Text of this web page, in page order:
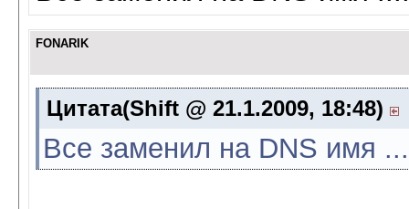
FONARIK
Цитата(Shift @ 21.1.2009, 18:48)
Все заменил на DNS имя